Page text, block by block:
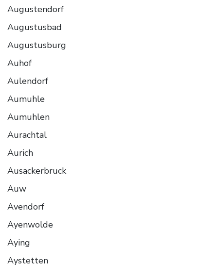
Augustendorf
Augustusbad
Augustusburg
Auhof
Aulendorf
Aumuhle
Aumuhlen
Aurachtal
Aurich
Ausackerbruck
Auw
Avendorf
Ayenwolde
Aying
Aystetten